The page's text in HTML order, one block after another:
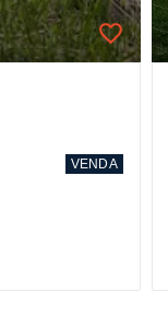
VENDA